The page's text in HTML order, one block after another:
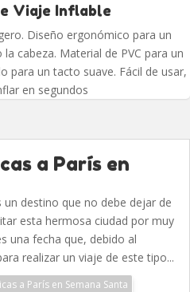
Viaje Inflable
Diseño ergonómico para un
cabeza. Material de PVC para un
para un tacto suave. Fácil de usar,
en segundos
a París en
un destino que no debe dejar de
esta hermosa ciudad por muy
una fecha que, debido al
realizar un viaje de este tipo...
a París en Semana Santa